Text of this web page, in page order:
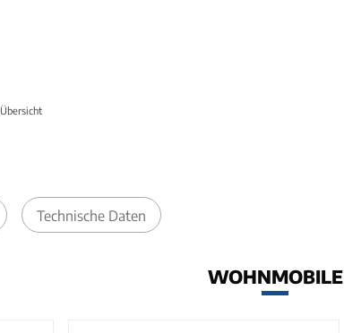
Übersicht
Technische Daten
WOHNMOBILE